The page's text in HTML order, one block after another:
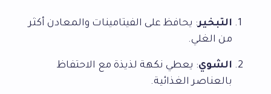
التبخير: يحافظ على الفيتامينات والمعادن أكثر
من الغلي.
الشوي: يعطي نكهة لذيذة مع الاحتفاظ
بالعناصر الغذائية.